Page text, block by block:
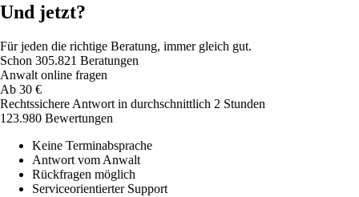
Und jetzt?
Für jeden die richtige Beratung, immer gleich gut.
Schon 305.821 Beratungen
Anwalt online fragen
Ab 30 €
Rechtssichere Antwort in durchschnittlich 2 Stunden
123.980 Bewertungen
Keine Terminabsprache
Antwort vom Anwalt
Rückfragen möglich
Serviceorientierter Support